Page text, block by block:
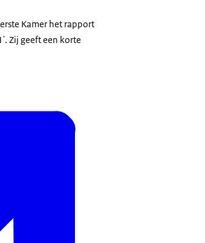
Kamer het rapport
Zij geeft een korte